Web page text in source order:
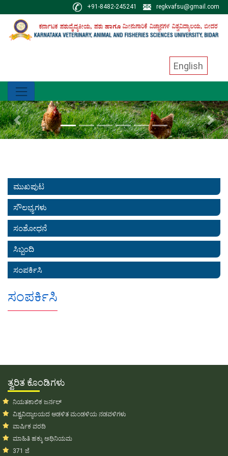
+91-8482-245241 regkvafsu@gmail.com
English
Previous Next
ಮುಖಪುಟ
ಸೌಲಭ್ಯಗಳು
ಸಂಶೋಧನೆ
ಸಿಬ್ಬಂದಿ
ಸಂಪರ್ಕಿಸಿ
ಸಂಪರ್ಕಿಸಿ
ತ್ವರಿತ ಕೊಂಡಿಗಳು
ನಿಯತಕಾಲಿಕ ಜರ್ನಲ್
ವಿಶ್ವವಿದ್ಯಾಲಯದ ಆಡಳಿತ ಮಂಡಳಿಯ ನಡವಳಿಗಳು
ವಾರ್ಷಿಕ ವರದಿ
ಮಾಹಿತಿ ಹಕ್ಕು ಅಧಿನಿಯಮ
371 ಜೆ